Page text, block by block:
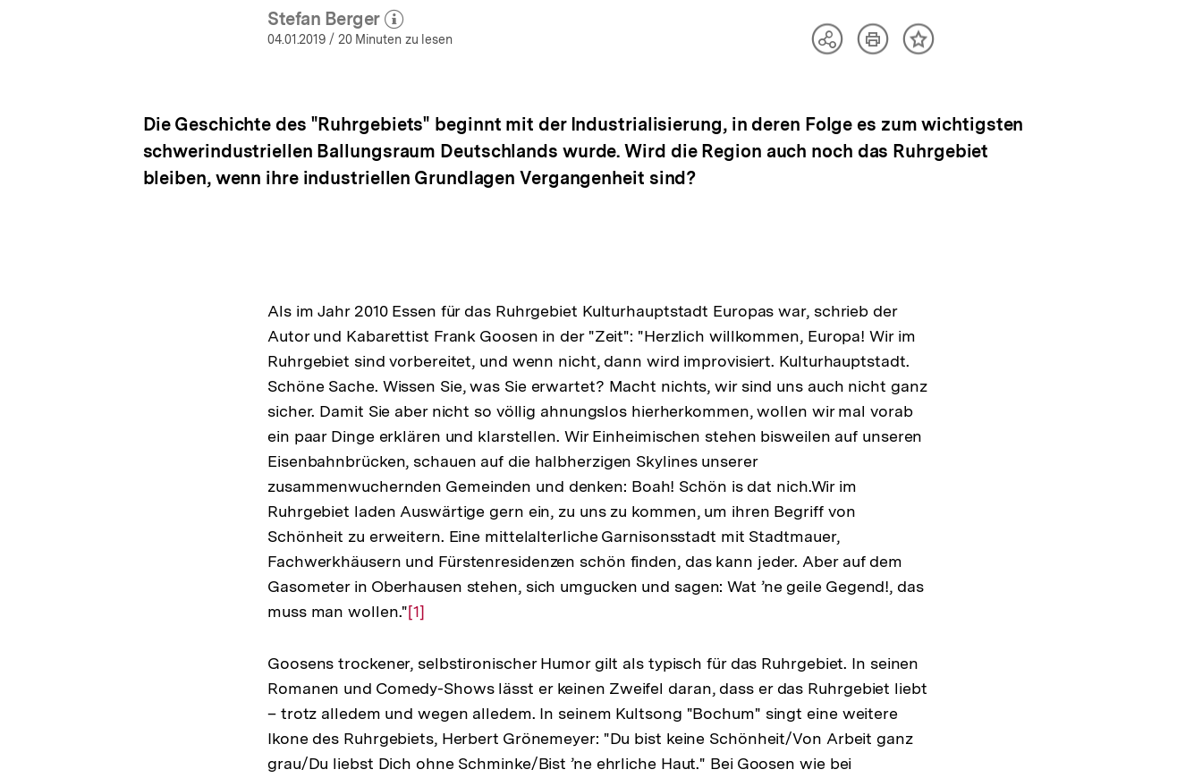
Stefan Berger
(Mehr zum Autor)
öffnen
04.01.2019 / 20 Minuten zu lesen
TeilenArtikelInhalt
Die Geschichte des "Ruhrgebiets" beginnt mit der Industrialisierung, in deren Folge es zum wichtigsten
schwerindustriellen Ballungsraum Deutschlands wurde. Wird die Region auch noch das Ruhrgebiet
bleiben, wenn ihre industriellen Grundlagen Vergangenheit sind?
Als im Jahr 2010 Essen für das Ruhrgebiet Kulturhauptstadt Europas war, schrieb der
Autor und Kabarettist Frank Goosen in der "Zeit": "Herzlich willkommen, Europa! Wir im
Ruhrgebiet sind vorbereitet, und wenn nicht, dann wird improvisiert. Kulturhauptstadt.
Schöne Sache. Wissen Sie, was Sie erwartet? Macht nichts, wir sind uns auch nicht ganz
sicher. Damit Sie aber nicht so völlig ahnungslos hierherkommen, wollen wir mal vorab
ein paar Dinge erklären und klarstellen. Wir Einheimischen stehen bisweilen auf unseren
Eisenbahnbrücken, schauen auf die halbherzigen Skylines unserer
zusammenwuchernden Gemeinden und denken: Boah! Schön is dat nich.Wir im
Ruhrgebiet laden Auswärtige gern ein, zu uns zu kommen, um ihren Begriff von
Schönheit zu erweitern. Eine mittelalterliche Garnisonsstadt mit Stadtmauer,
Fachwerkhäusern und Fürstenresidenzen schön finden, das kann jeder. Aber auf dem
Gasometer in Oberhausen stehen, sich umgucken und sagen: Wat ’ne geile Gegend!, das
muss man wollen."Zur
der
Fußnote
[1]
Goosens trockener, selbstironischer Humor gilt als typisch für das Ruhrgebiet. In seinen
Romanen und Comedy-Shows lässt er keinen Zweifel daran, dass er das Ruhrgebiet liebt
– trotz alledem und wegen alledem. In seinem Kultsong "Bochum" singt eine weitere
Ikone des Ruhrgebiets, Herbert Grönemeyer: "Du bist keine Schönheit/Von Arbeit ganz
grau/Du liebst Dich ohne Schminke/Bist ’ne ehrliche Haut." Bei Goosen wie bei